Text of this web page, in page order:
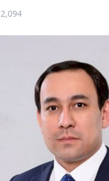
2,094